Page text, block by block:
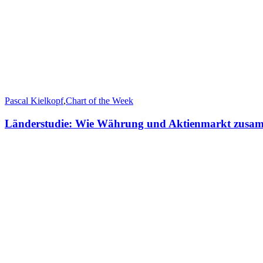
Pascal Kielkopf,Chart of the Week
Länderstudie: Wie Währung und Aktienmarkt